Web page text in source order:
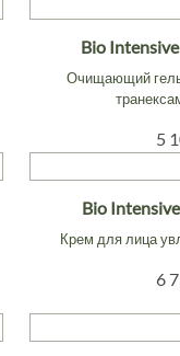
Bio
Очищающий
5
Bio
Крем для лица
6